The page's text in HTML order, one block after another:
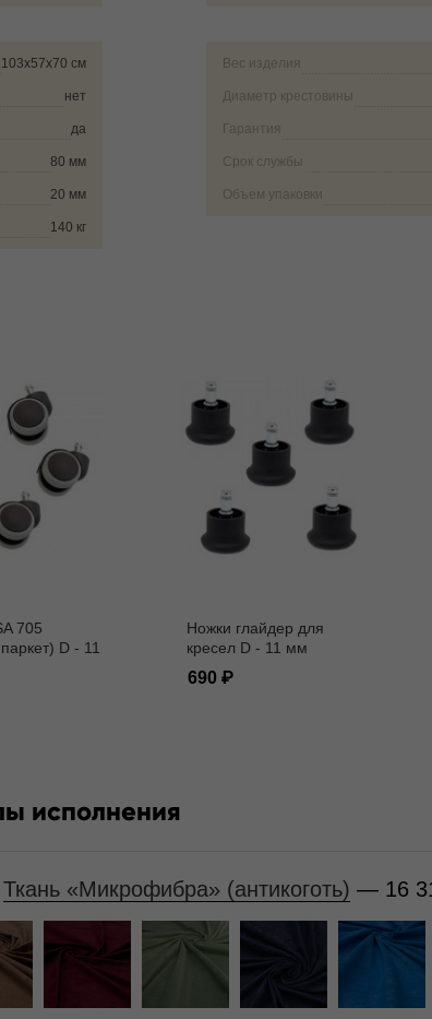
103х57х70 см
нет
да
80 мм
20 мм
140 кг
Вес изделия
Диаметр крестовины
Гарантия
Срок службы
Объем упаковки
705
D - 11
Ножки глайдер для
кресел D - 11 мм
690
исполнения
Ткань «Микрофибра» (антикоготь) — 16